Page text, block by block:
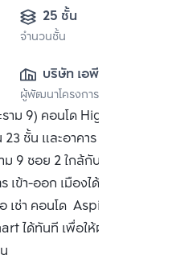
25 ชั้น
จำนวนชั้น
บริษัท เอพี (ไทย
แลนด์)
จำกัด(มหาชน)
ผู้พัฒนาโครงการ
ม 9) คอนโด High Rise 2
ชั้น และอาคาร B 25 ชั้น ตัว
9 ซอย 2 ใกล้กับรถไฟฟ้า
ข้า-ออก เมืองได้สะดวกด้วย
ช่า คอนโด Aspire พระราม 9
ได้ทันที เพื่อให้ผู้เชี่ยวชาญ